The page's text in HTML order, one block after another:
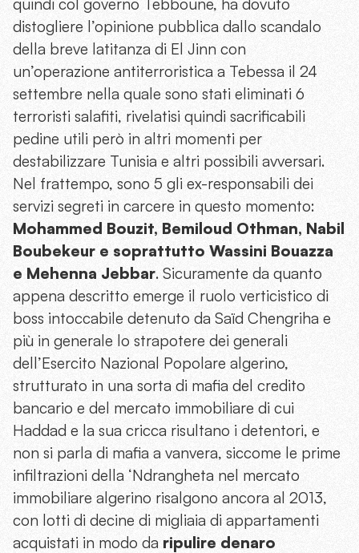
distogliere l’opinione pubblica dallo scandalo
della breve latitanza di El Jinn con
un’operazione antiterroristica a Tebessa il 24
settembre nella quale sono stati eliminati 6
terroristi salafiti, rivelatisi quindi sacrificabili
pedine utili però in altri momenti per
destabilizzare Tunisia e altri possibili avversari.
Nel frattempo, sono 5 gli ex-responsabili dei
servizi segreti in carcere in questo momento:
Mohammed Bouzit, Bemiloud Othman, Nabil
Boubekeur e soprattutto Wassini Bouazza
e Mehenna Jebbar. Sicuramente da quanto
appena descritto emerge il ruolo verticistico di
boss intoccabile detenuto da Saïd Chengriha e
più in generale lo strapotere dei generali
dell’Esercito Nazional Popolare algerino,
strutturato in una sorta di mafia del credito
bancario e del mercato immobiliare di cui
Haddad e la sua cricca risultano i detentori, e
non si parla di mafia a vanvera, siccome le prime
infiltrazioni della ‘Ndrangheta nel mercato
immobiliare algerino risalgono ancora al 2013,
con lotti di decine di migliaia di appartamenti
acquistati in modo da ripulire denaro